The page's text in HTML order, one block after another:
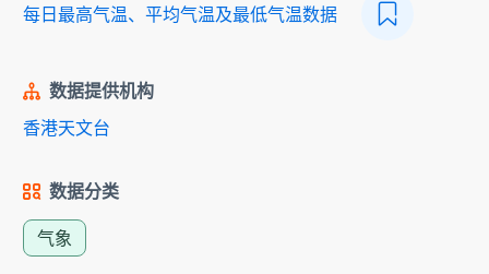
每日最高气温、平均气温及最低气温数据
数据提供机构
香港天文台
数据分类
气象